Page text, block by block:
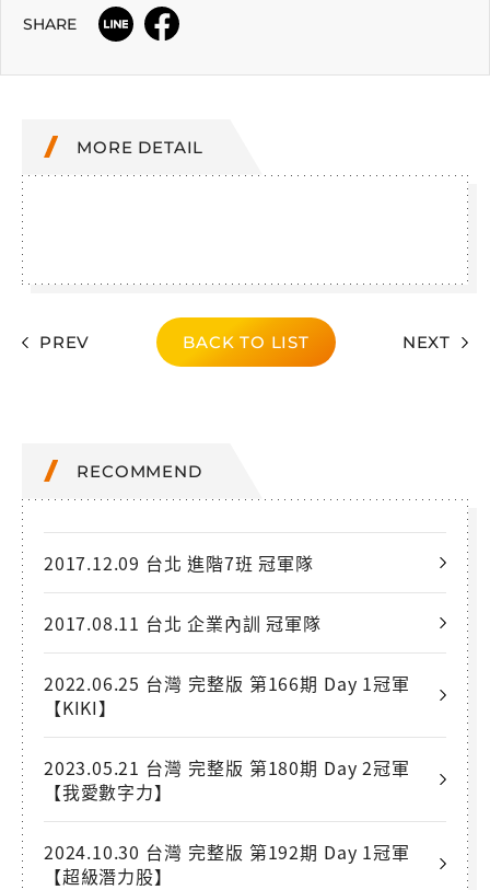
SHARE
MORE DETAIL
PREV BACK TO LIST NEXT
RECOMMEND
2017.12.09 台北 進階7班 冠軍隊
2017.08.11 台北 企業內訓 冠軍隊
2022.06.25 台灣 完整版 第166期 Day 1冠軍
【KIKI】
2023.05.21 台灣 完整版 第180期 Day 2冠軍
【我愛數字力】
2024.10.30 台灣 完整版 第192期 Day 1冠軍
【超級潛力股】